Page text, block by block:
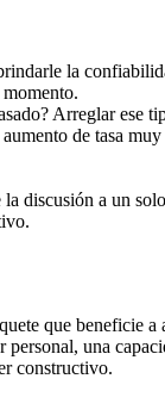
la
Arreglar ese
de tasa muy
discusión a un
que beneficie a
una
constructivo.